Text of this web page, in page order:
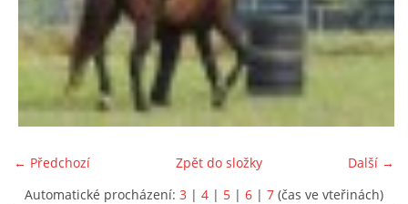
← Předchozí Další →
Zpět do složky
Automatické procházení: 3 | 4 | 5 | 6 | 7 (čas ve vteřinách)